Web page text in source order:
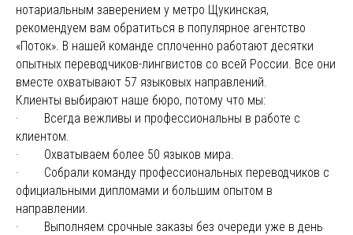
нотариальным заверением у метро Щукинская,
рекомендуем вам обратиться в популярное агентство
«Поток». В нашей команде сплоченно работают десятки
опытных переводчиков-лингвистов со всей России. Все они
вместе охватывают 57 языковых направлений.
Клиенты выбирают наше бюро, потому что мы:
· Всегда вежливы и профессиональны в работе с
клиентом.
· Охватываем более 50 языков мира.
· Собрали команду профессиональных переводчиков с
официальными дипломами и большим опытом в
направлении.
· Выполняем срочные заказы без очереди уже в день